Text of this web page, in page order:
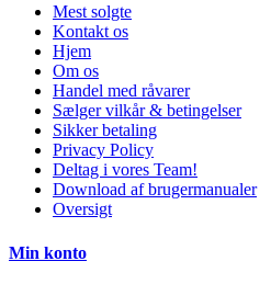
Mest solgte
Kontakt os
Hjem
Om os
Handel med råvarer
Sælger vilkår & betingelser
Sikker betaling
Privacy Policy
Deltag i vores Team!
Download af brugermanualer
Oversigt
Min konto